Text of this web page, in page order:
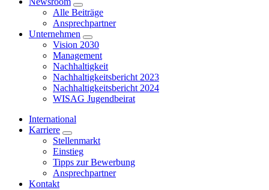
Alle Beiträge
Ansprechpartner
Unternehmen
Vision 2030
Management
Nachhaltigkeit
Nachhaltigkeitsbericht 2023
Nachhaltigkeitsbericht 2024
WISAG Jugendbeirat
International
Karriere
Stellenmarkt
Einstieg
Tipps zur Bewerbung
Ansprechpartner
Kontakt